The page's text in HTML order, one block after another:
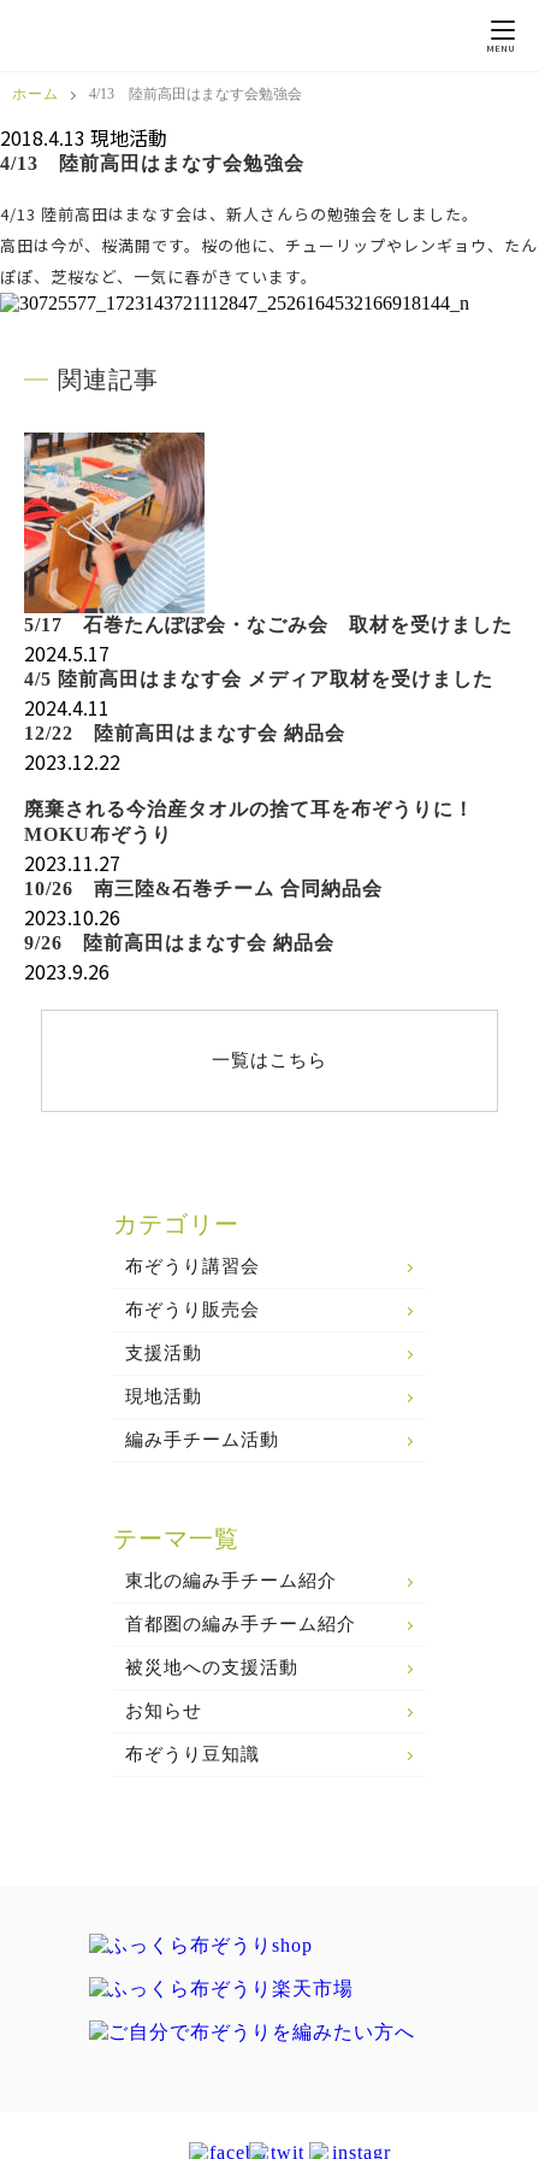
MENU
ホーム 4/13 陸前高田はまなす会勉強会
2018.4.13 現地活動
4/13 陸前高田はまなす会勉強会
4/13 陸前高田はまなす会は、新人さんらの勉強会をしました。
高田は今が、桜満開です。桜の他に、チューリップやレンギョウ、たん
ぽぽ、芝桜など、一気に春がきています。
関連記事
5/17 石巻たんぽぽ会・なごみ会 取材を受けました
2024.5.17
4/5 陸前高田はまなす会 メディア取材を受けました
2024.4.11
12/22 陸前高田はまなす会 納品会
2023.12.22
廃棄される今治産タオルの捨て耳を布ぞうりに！
MOKU布ぞうり
2023.11.27
10/26 南三陸&石巻チーム 合同納品会
2023.10.26
9/26 陸前高田はまなす会 納品会
2023.9.26
一覧はこちら
カテゴリー
布ぞうり講習会
布ぞうり販売会
支援活動
現地活動
編み手チーム活動
テーマ一覧
東北の編み手チーム紹介
首都圏の編み手チーム紹介
被災地への支援活動
お知らせ
布ぞうり豆知識